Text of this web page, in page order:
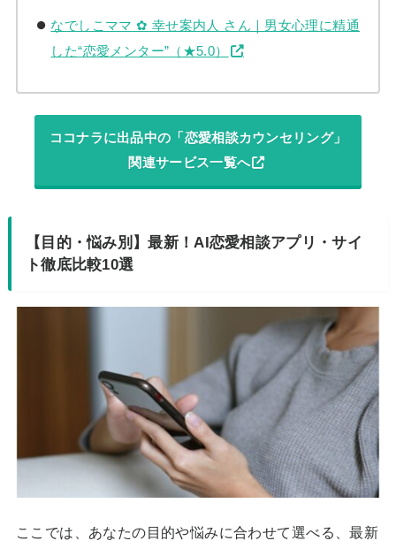
なでしこママ ✿ 幸せ案内人 さん｜男女心理に精通
した“恋愛メンター”（★5.0）
ココナラに出品中の「恋愛相談カウンセリング」
関連サービス一覧へ
【目的・悩み別】最新！AI恋愛相談アプリ・サイ
ト徹底比較10選
ここでは、あなたの目的や悩みに合わせて選べる、最新